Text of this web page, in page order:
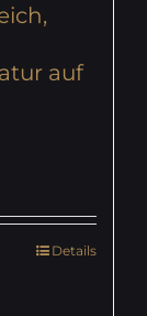
auf
Details